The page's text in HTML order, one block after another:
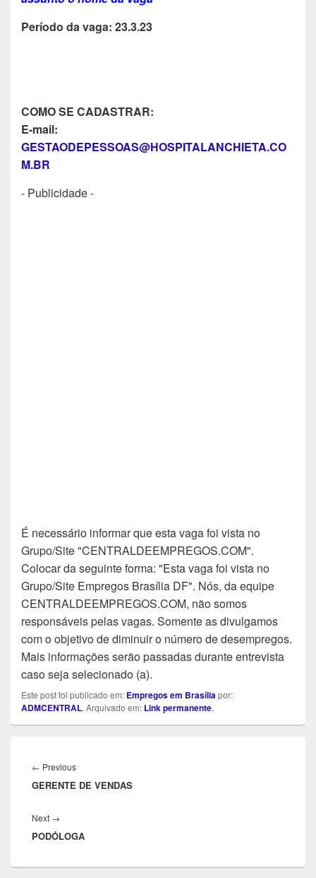
Período da vaga: 23.3.23
COMO SE CADASTRAR:
E-mail:
GESTAODEPESSOAS@HOSPITALANCHIETA.CO
M.BR
- Publicidade -
É necessário informar que esta vaga foi vista no
Grupo/Site "CENTRALDEEMPREGOS.COM".
Colocar da seguinte forma: "Esta vaga foi vista no
Grupo/Site Empregos Brasília DF". Nós, da equipe
CENTRALDEEMPREGOS.COM, não somos
responsáveis pelas vagas. Somente as divulgamos
com o objetivo de diminuir o número de desempregos.
Mais informações serão passadas durante entrevista
caso seja selecionado (a).
Este post foi publicado em: Empregos em Brasíliapor:
ADMCENTRAL. Arquivado em: Link permanente.
de
Post
← PreviousPrevious
post:
GERENTE DE VENDAS
Next →
post:
PODÓLOGA